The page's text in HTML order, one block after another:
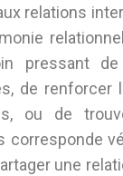
relations
pressant
de renforcer
ou de
corresponde
une